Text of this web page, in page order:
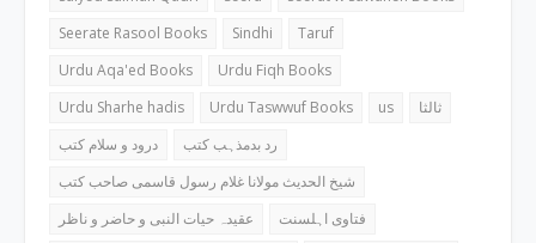
Seerate Rasool Books
Sindhi
Taruf
Urdu Aqa'ed Books
Urdu Fiqh Books
Urdu Sharhe hadis
Urdu Taswwuf Books us
ثالثا
درود و سلام کتب
رد بدمذہب کتب
شیخ الحدیث مولانا غلام رسول قاسمی صاحب کتب
عقیدہ حیات النبی و حاضر و ناظر
فتاوی اہلسنت